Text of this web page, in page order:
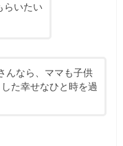
らいたい
んなら、ママも子供
た幸せなひと時を過